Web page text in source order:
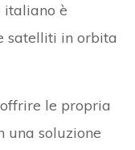
italiano è
satelliti in orbita
le propria
una soluzione